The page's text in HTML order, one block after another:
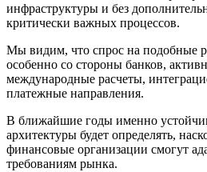
инфраструктуры и без
критически важных процессов.
Мы видим, что спрос на подобные
особенно со стороны банков,
международные расчеты,
платежные направления.
В ближайшие годы именно
архитектуры будет определять,
финансовые организации смогут
требованиям рынка.